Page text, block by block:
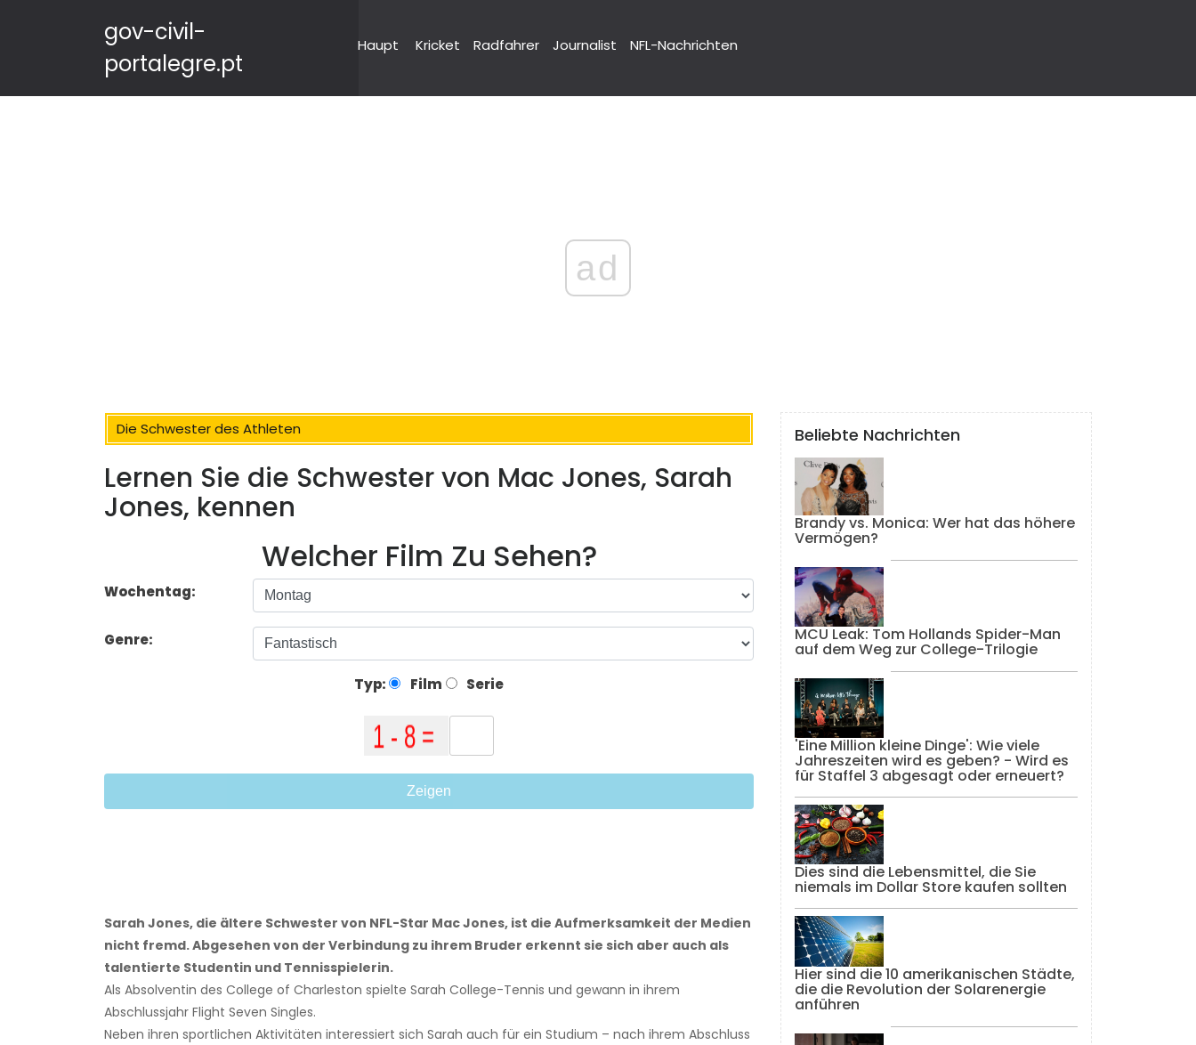
gov-civil-
portalegre.pt
Haupt Kricket Radfahrer Journalist NFL-Nachrichten
ad
Die Schwester des Athleten
Lernen Sie die Schwester von Mac Jones, Sarah
Jones, kennen
Welcher Film Zu Sehen?
Wochentag:
Genre:
Typ: Film Serie
Zeigen
Sarah Jones, die ältere Schwester von NFL-Star Mac Jones, ist die Aufmerksamkeit der Medien
nicht fremd. Abgesehen von der Verbindung zu ihrem Bruder erkennt sie sich aber auch als
talentierte Studentin und Tennisspielerin.
Als Absolventin des College of Charleston spielte Sarah College-Tennis und gewann in ihrem
Abschlussjahr Flight Seven Singles.
Neben ihren sportlichen Aktivitäten interessiert sich Sarah auch für ein Studium – nach ihrem Abschluss
Beliebte Nachrichten
Brandy vs. Monica: Wer hat das höhere
Vermögen?
MCU Leak: Tom Hollands Spider-Man
auf dem Weg zur College-Trilogie
'Eine Million kleine Dinge': Wie viele
Jahreszeiten wird es geben? - Wird es
für Staffel 3 abgesagt oder erneuert?
Dies sind die Lebensmittel, die Sie
niemals im Dollar Store kaufen sollten
Hier sind die 10 amerikanischen Städte,
die die Revolution der Solarenergie
anführen